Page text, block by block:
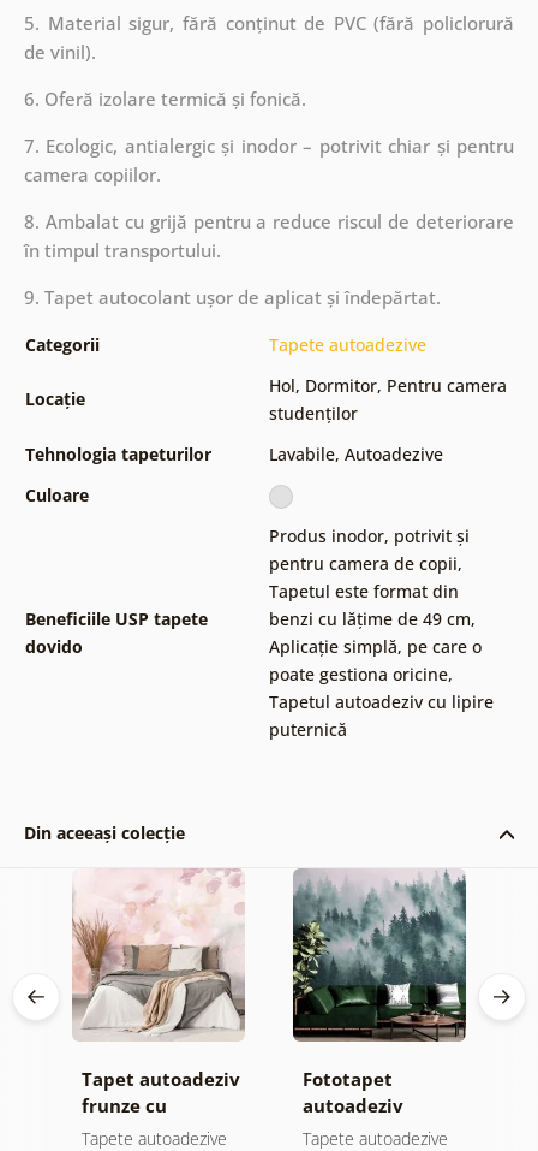
5. Material sigur, fără conținut de PVC (fără policlorură
de vinil).
6. Oferă izolare termică și fonică.
7. Ecologic, antialergic și inodor – potrivit chiar și pentru
camera copiilor.
8. Ambalat cu grijă pentru a reduce riscul de deteriorare
în timpul transportului.
9. Tapet autocolant ușor de aplicat și îndepărtat.
Categorii Tapete autoadezive
Locație
Hol, Dormitor, Pentru camera
studenților
Tehnologia tapeturilor
Lavabile, Autoadezive
Culoare
Beneficiile USP tapete
dovido
Produs inodor, potrivit și
pentru camera de copii,
Tapetul este format din
benzi cu lățime de 49 cm,
Aplicație simplă, pe care o
poate gestiona oricine,
Tapetul autoadeziv cu lipire
puternică
Din aceeași colecție
Tapet autoadeziv
frunze cu
atingere
Tapete autoadezive
Fototapet
autoadeziv
pădure în ceață
Tapete autoadezive